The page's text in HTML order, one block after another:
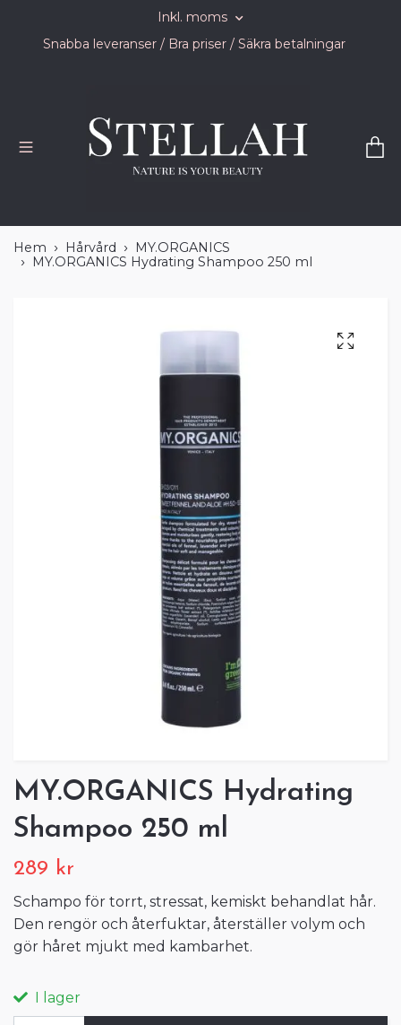
Inkl. moms
Snabba leveranser / Bra priser / Säkra betalningar
Hem Hårvård
MY.ORGANICS
MY.ORGANICS Hydrating Shampoo 250 ml
MY.ORGANICS Hydrating
Shampoo 250 ml
289 kr
Schampo för torrt, stressat, kemiskt behandlat hår.
Den rengör och återfuktar, återställer volym och
gör håret mjukt med kambarhet.
I lager